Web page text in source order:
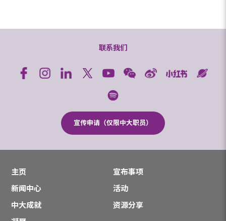
联系我们
宣传申请（仅限中大职员）
主页
宣布事项
新闻中心
活动
中大成就
资源分享